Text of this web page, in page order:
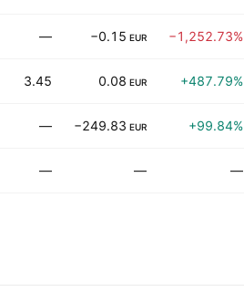
— −0.15 EUR −1,252.73%
3.45 0.08 EUR +487.79%
— −249.83 EUR +99.84%
— — —